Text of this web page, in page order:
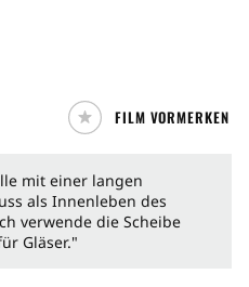
FILM VORMERKEN
mit einer langen
als Innenleben des
verwende die Scheibe
Gläser."